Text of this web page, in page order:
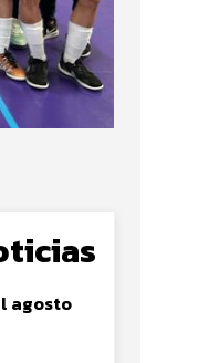
agosto